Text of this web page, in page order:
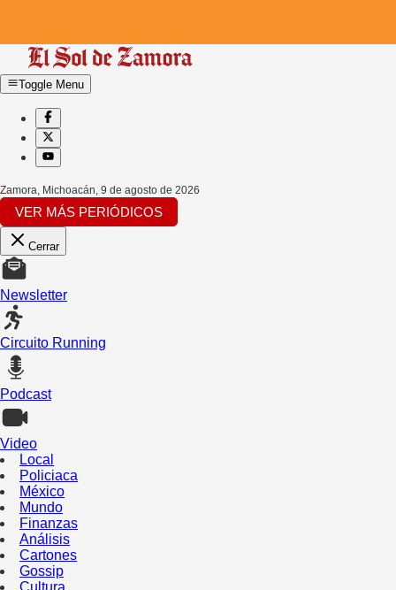
Toggle Menu
Zamora, Michoacán, 9 de agosto de 2026
VER MÁS PERIÓDICOS
Cerrar
Newsletter
Circuito Running
Podcast
Video
Local
Policiaca
México
Mundo
Finanzas
Análisis
Cartones
Gossip